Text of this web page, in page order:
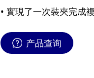
• 實現了一次裝夾完成
产品查询